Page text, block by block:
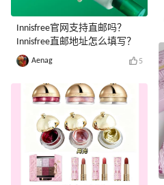
Innisfree官网支持直邮吗？
Innisfree直邮地址怎么填写？
Aenag 5